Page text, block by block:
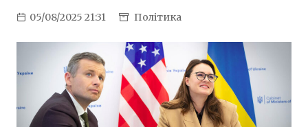
05/08/2025 21:31 Політика